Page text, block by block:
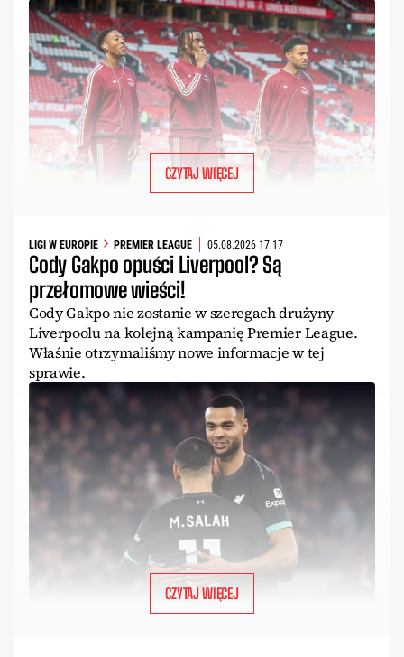
CZYTAJ WIĘCEJ
LIGI W EUROPIE PREMIER LEAGUE 05.08.2026 17:17
Cody Gakpo opuści Liverpool? Są
przełomowe wieści!
Cody Gakpo nie zostanie w szeregach drużyny
Liverpoolu na kolejną kampanię Premier League.
Właśnie otrzymaliśmy nowe informacje w tej
sprawie.
CZYTAJ WIĘCEJ